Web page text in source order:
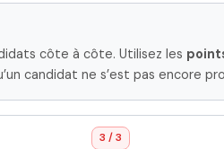
côte à côte. Utilisez les
candidat ne s’est pas encore
3 / 3